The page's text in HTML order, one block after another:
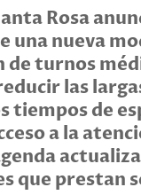
Rosa
una nueva
de turnos
las
tiempos de
a la
que prestan